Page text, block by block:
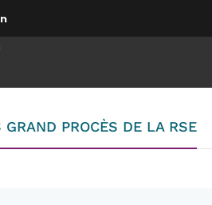
GRAND PROCÈS DE LA RSE